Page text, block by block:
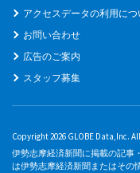
アクセスデータの利用につ
お問い合わせ
広告のご案内
スタッフ募集
Copyright 2026 GLOBE Data,Inc.
伊勢志摩経済新聞に掲載の記事
は伊勢志摩経済新聞またはその